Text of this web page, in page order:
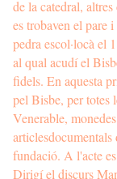
de la catedral,
es trobaven el pare
pedra escol·locà el
al qual acudí el
fidels. En aquesta
pel Bisbe, per totes
Venerable,
articlesdocumentals
fundació. A l'acte
Dirigí el discurs